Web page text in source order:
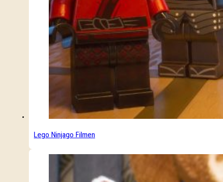
Lego Ninjago Filmen